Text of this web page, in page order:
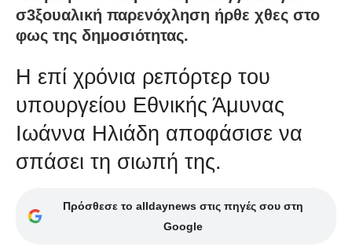
σ3ξουαλική παρενόχληση ήρθε χθες στο
φως της δημοσιότητας.
Η επί χρόνια ρεπόρτερ του
υπουργείου Εθνικής Άμυνας
Ιωάννα Ηλιάδη αποφάσισε να
σπάσει τη σιωπή της.
Πρόσθεσε το alldaynews στις πηγές σου στη
Google